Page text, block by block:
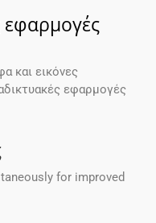
εφαρμογές
και εικόνες
εφαρμογές
for improved